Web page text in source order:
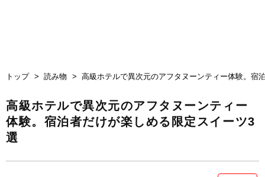
トップ 読み物 高級ホテルで異次元のアフタヌーンティー体験。宿
高級ホテルで異次元のアフタヌーンティー
体験。宿泊者だけが楽しめる限定スイーツ3
選